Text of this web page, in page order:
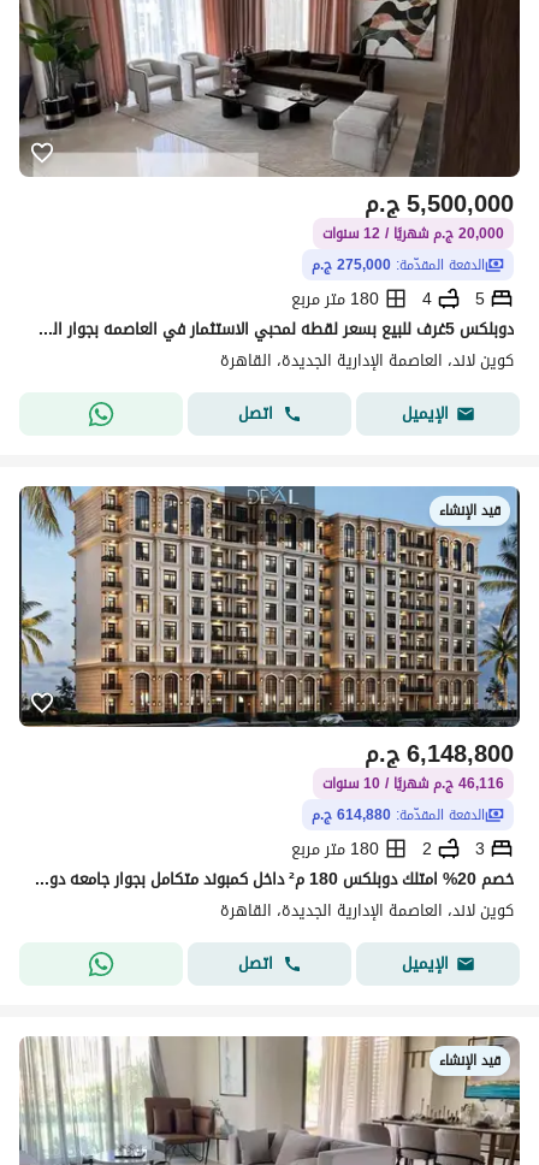
ج.م5,500,000
20,000 ج.م شهريًا / 12 سنوات
الدفعة المقدّمة: 275,000 ج.م
5
4
180 متر مربع
دوبلكس 5غرف للبيع بسعر لقطه لمحبي الاستثمار في العاصمه بجوار المطار بنظام مقدمك خصمك علي 12سنه اقساط متساويه
كوين لاند، العاصمة الإدارية الجديدة، القاهرة
الإيميل
اتصل
قيد الإنشاء
ج.م6,148,800
46,116 ج.م شهريًا / 10 سنوات
الدفعة المقدّمة: 614,880 ج.م
3
2
180 متر مربع
خصم 20% امتلك دوبلكس 180 م² داخل كمبوند متكامل بجوار جامعه دوليه و فندق خمس نجوم مع Club House مجانًا وتقسيط حتى 10 سنوات فى العاصمه الاداريه
كوين لاند، العاصمة الإدارية الجديدة، القاهرة
الإيميل
اتصل
قيد الإنشاء